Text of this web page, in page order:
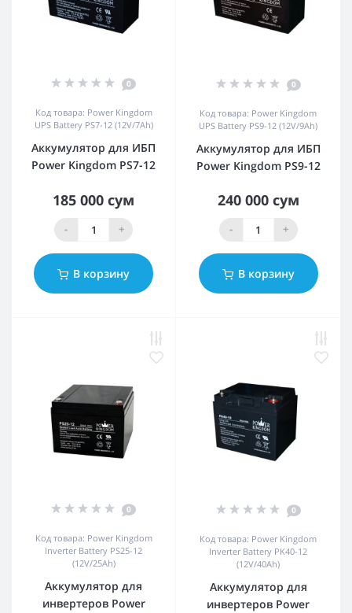
0
Код товара: Power Kingdom
UPS Battery PS7-12 (12V/7Ah)
Аккумулятор для ИБП
Power Kingdom PS7-12
185 000 сум
- +
В корзину
0
Код товара: Power Kingdom
UPS Battery PS9-12 (12V/9Ah)
Аккумулятор для ИБП
Power Kingdom PS9-12
240 000 сум
- +
В корзину
0
Код товара: Power Kingdom
Inverter Battery PS25-12
(12V/25Ah)
Аккумулятор для
инвертеров Power
0
Код товара: Power Kingdom
Inverter Battery PK40-12
(12V/40Ah)
Аккумулятор для
инвертеров Power